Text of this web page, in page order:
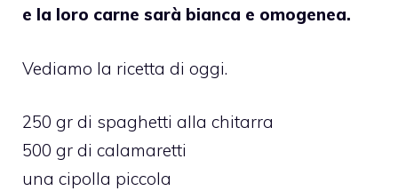
e la loro carne sarà bianca e omogenea.
Vediamo la ricetta di oggi.
250 gr di spaghetti alla chitarra
500 gr di calamaretti
una cipolla piccola